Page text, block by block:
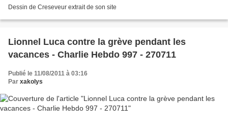
Dessin de Creseveur extrait de son site
Lionnel Luca contre la grève pendant les
vacances - Charlie Hebdo 997 - 270711
Publié le 11/08/2011 à 03:16
Par xakolys